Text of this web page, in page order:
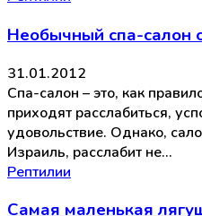
Необычный спа-салон
31.01.2012
Спа-салон – это, как
приходят расслабиться,
удовольствие. Однако,
Израиль, расслабит не…
Рептилии
Самая маленькая